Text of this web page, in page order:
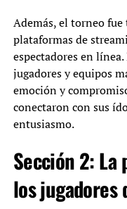
Además, el torneo
plataformas de
espectadores en
jugadores y equipos
emoción y
conectaron con sus
entusiasmo.
Sección 2:
los jugadores